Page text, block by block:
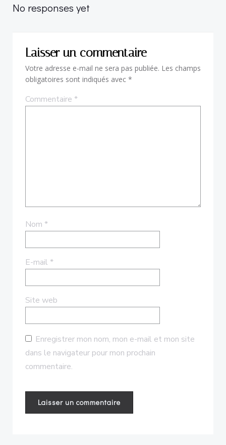
navigation
No responses yet
Laisser un commentaire
Votre adresse e-mail ne sera pas publiée. Les champs
obligatoires sont indiqués avec *
Commentaire *
Nom *
E-mail *
Site web
Enregistrer mon nom, mon e-mail et mon site
dans le navigateur pour mon prochain
commentaire.